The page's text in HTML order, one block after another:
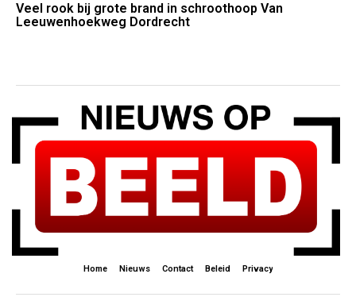
Veel rook bij grote brand in schroothoop Van
Leeuwenhoekweg Dordrecht
Home Nieuws Contact Beleid Privacy